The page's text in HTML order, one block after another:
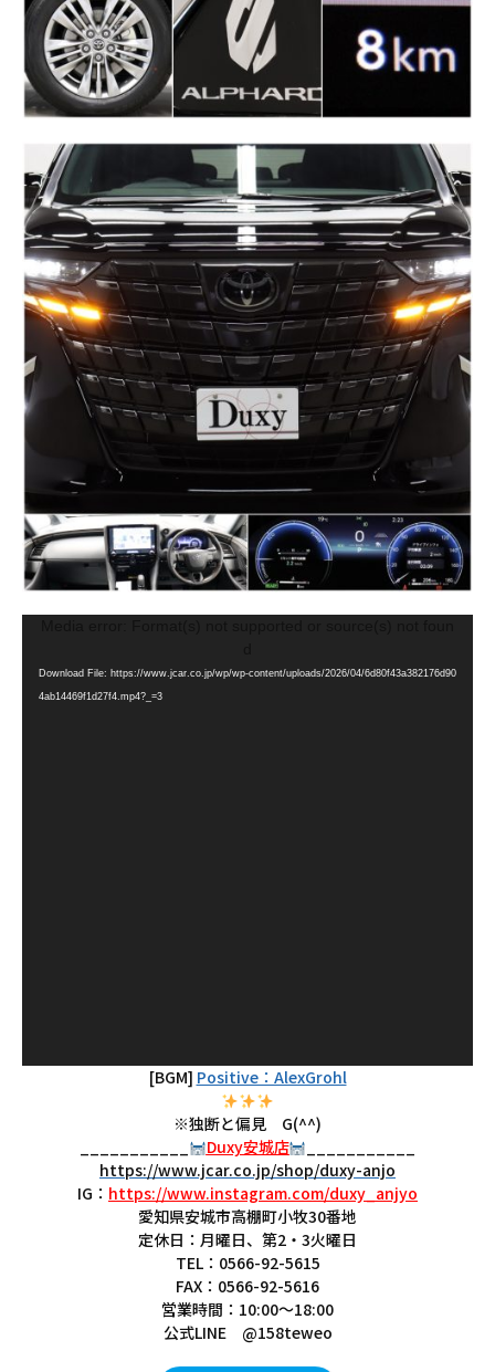
Download File: https://www.jcar.co.jp/wp/wp-content/uploads/2026/04/6d80f43a382176d90
4ab14469f1d27f4.mp4?_=3
[BGM] Positive：AlexGrohl
※独断と偏見 G(^^)
Duxy安城店
https://www.jcar.co.jp/shop/duxy-anjo
IG： https://www.instagram.com/duxy_anjyo
愛知県安城市高棚町小牧30番地
定休日：月曜日、第2・3火曜日
TEL：0566-92-5615
FAX：0566-92-5616
営業時間：10:00～18:00
公式LINE @158teweo